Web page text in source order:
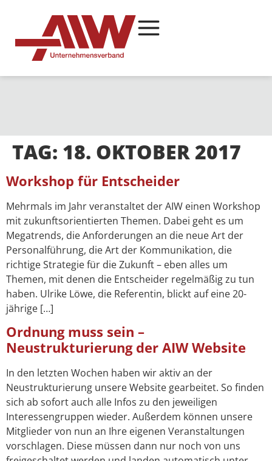
TAG: 18. OKTOBER 2017
Workshop für Entscheider
Mehrmals im Jahr veranstaltet der AIW einen Workshop
mit zukunftsorientierten Themen. Dabei geht es um
Megatrends, die Anforderungen an die neue Art der
Personalführung, die Art der Kommunikation, die
richtige Strategie für die Zukunft – eben alles um
Themen, mit denen die Entscheider regelmäßig zu tun
haben. Ulrike Löwe, die Referentin, blickt auf eine 20-
jährige […]
Ordnung muss sein –
Neustrukturierung der AIW Website
In den letzten Wochen haben wir aktiv an der
Neustrukturierung unsere Website gearbeitet. So finden
sich ab sofort auch alle Infos zu den jeweiligen
Interessengruppen wieder. Außerdem können unsere
Mitglieder von nun an Ihre eigenen Veranstaltungen
vorschlagen. Diese müssen dann nur noch von uns